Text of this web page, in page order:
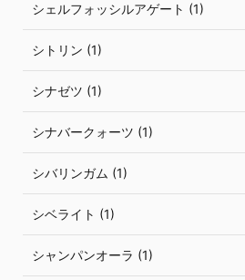
シェルフォッシルアゲート (1)
シトリン (1)
シナゼツ (1)
シナバークォーツ (1)
シバリンガム (1)
シベライト (1)
シャンパンオーラ (1)